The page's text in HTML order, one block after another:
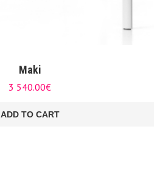
Maki
3 540.00€
ADD TO CART